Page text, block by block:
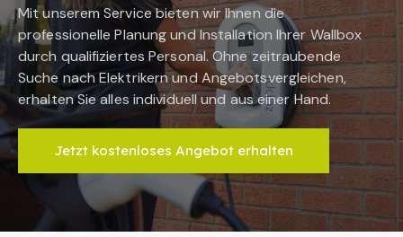
Mit unserem Service bieten wir Ihnen die
professionelle Planung und Installation Ihrer Wallbox
durch qualifiziertes Personal. Ohne zeitraubende
Suche nach Elektrikern und Angebotsvergleichen,
erhalten Sie alles individuell und aus einer Hand.
Jetzt kostenloses Angebot erhalten